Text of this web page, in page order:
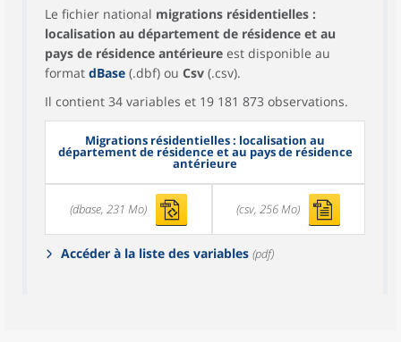
Le fichier national migrations résidentielles :
localisation au département de résidence et au
pays de résidence antérieure est disponible au
format dBase (.dbf) ou Csv (.csv).
Il contient 34 variables et 19 181 873 observations.
Migrations résidentielles : localisation au
département de résidence et au pays de résidence
antérieure
(dbase, 231 Mo) (csv, 256 Mo)
Accéder à la liste des variables (pdf)